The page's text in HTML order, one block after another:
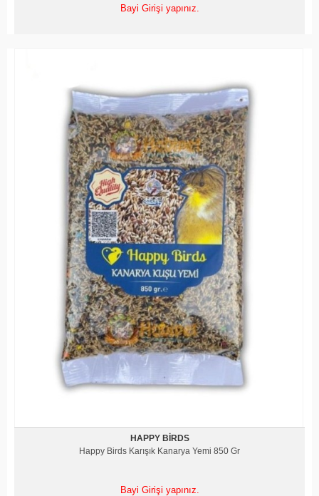
Bayi Girişi yapınız.
HAPPY BIRDS
Happy Birds Karışık Kanarya Yemi 850 Gr
Bayi Girişi yapınız.